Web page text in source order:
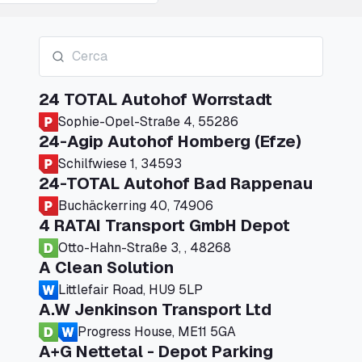
24 TOTAL Autohof Worrstadt
Sophie-Opel-Straße 4, 55286
24-Agip Autohof Homberg (Efze)
Schilfwiese 1, 34593
24-TOTAL Autohof Bad Rappenau
Buchäckerring 40, 74906
4 RATAI Transport GmbH Depot
Otto-Hahn-Straße 3, , 48268
A Clean Solution
Littlefair Road, HU9 5LP
A.W Jenkinson Transport Ltd
Progress House, ME11 5GA
A+G Nettetal - Depot Parking